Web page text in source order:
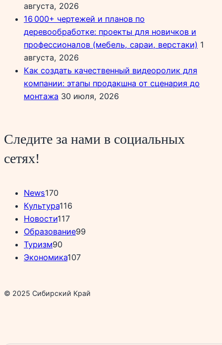
августа, 2026
16 000+ чертежей и планов по
деревообработке: проекты для новичков и
профессионалов (мебель, сараи, верстаки) 1
августа, 2026
Как создать качественный видеоролик для
компании: этапы продакшна от сценария до
монтажа 30 июля, 2026
Следите за нами в социальных
сетях!
News170
Культура116
Новости117
Образование99
Туризм90
Экономика107
© 2025 Сибирский Край